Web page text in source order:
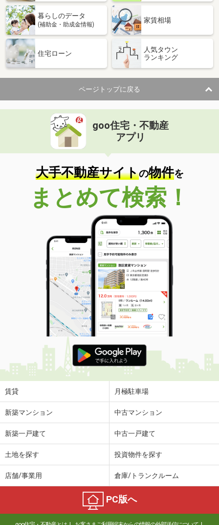
暮らしのデータ
(補助金・助成金情報)
家賃相場
住宅ローン
人気タウン
ランキング
ページトップに戻る
goo住宅・不動産
アプリ
大手不動産サイトの物件を
まとめて検索！
賃貸 月極駐車場
新築マンション 中古マンション
新築一戸建て 中古一戸建て
土地を探す 投資物件を探す
店舗/事業用 倉庫/トランクルーム
PC版へ